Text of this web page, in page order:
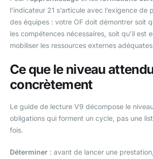
l’indicateur 21 s’articule avec l’exigence de
des équipes : votre OF doit démontrer soit
les compétences nécessaires, soit qu’il est
mobiliser les ressources externes
Ce que le niveau
concrètement
Le guide de lecture V9 décompose le
obligations qui forment un cycle, pas une
fois.
Déterminer : avant de lancer une